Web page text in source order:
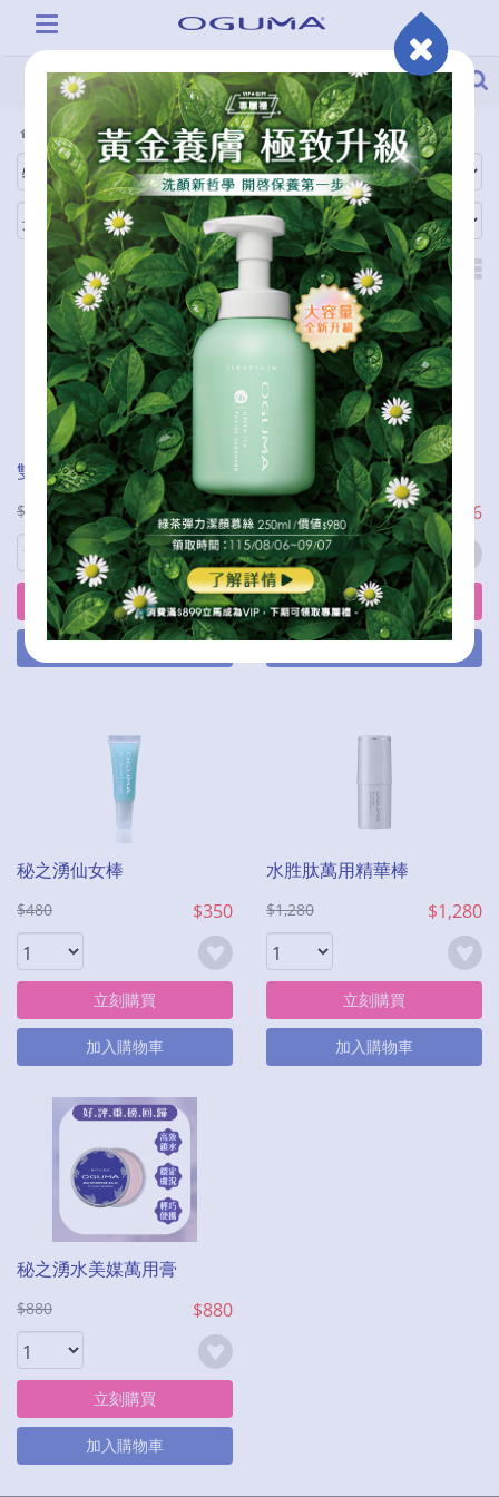
全商品 商品功能
雙倍油養修護組
$5,360 $2,144
立刻購買
加入購物車
奇肌逆齡精萃 EX
$2,680 $1,206
立刻購買
加入購物車
秘之湧仙女棒
$480 $350
立刻購買
加入購物車
水胜肽萬用精華棒
$1,280 $1,280
立刻購買
加入購物車
秘之湧水美媒萬用膏
$880 $880
立刻購買
加入購物車